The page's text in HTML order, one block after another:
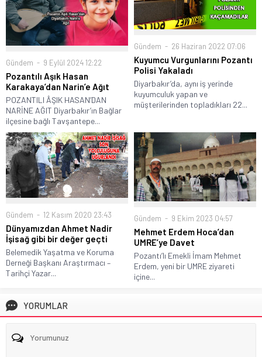
Gündem 9 Eylül 2024 12:22
Pozantılı Aşık Hasan
Karakaya’dan Narin’e Ağıt
POZANTILI ÂŞIK HASAN’DAN
NARİNE AĞIT Diyarbakır’ın Bağlar
ilçesine bağlı Tavşantepe...
Gündem 26 Haziran 2022 07:06
Kuyumcu Vurgunlarını Pozantı
Polisi Yakaladı
Diyarbakır’da, aynı iş yerinde
kuyumculuk yapan ve
müşterilerinden topladıkları 22...
Gündem 12 Kasım 2020 23:43
Dünyamızdan Ahmet Nadir
İşisağ gibi bir değer geçti
Belemedik Yaşatma ve Koruma
Derneği Başkanı Araştırmacı –
Tarihçi Yazar...
Gündem 9 Ekim 2023 04:57
Mehmet Erdem Hoca’dan
UMRE’ye Davet
Pozantı’lı Emekli İmam Mehmet
Erdem, yeni bir UMRE ziyareti
içine...
YORUMLAR